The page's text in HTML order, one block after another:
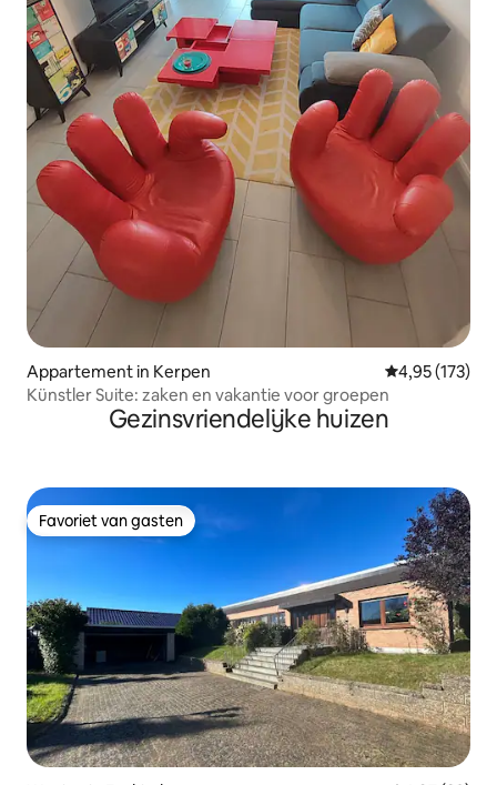
Appartement in Kerpen Gemiddelde
4,95 (173)
Künstler Suite: zaken en vakantie voor groepen
Gezinsvriendelijke huizen
Favoriet van gasten
Favoriet van gasten